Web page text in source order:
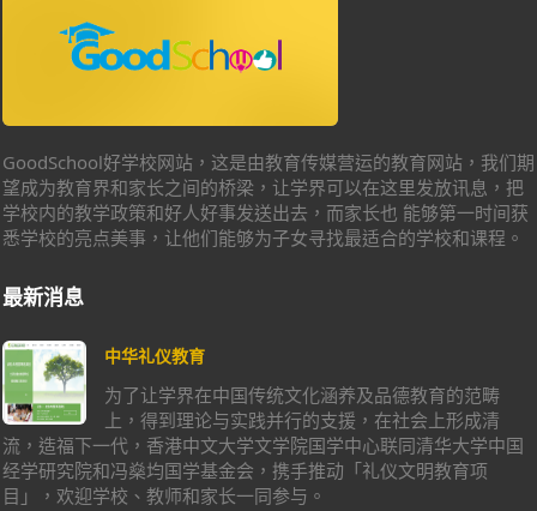
GoodSchool好学校网站，这是由教育传媒营运的教育网站，我们期
望成为教育界和家长之间的桥梁，让学界可以在这里发放讯息，把
学校内的教学政策和好人好事发送出去，而家长也 能够第一时间获
悉学校的亮点美事，让他们能够为子女寻找最适合的学校和课程。
最新消息
中华礼仪教育
为了让学界在中国传统文化涵养及品德教育的范畴
上，得到理论与实践并行的支援，在社会上形成清
流，造福下一代，香港中文大学文学院国学中心联同清华大学中国
经学研究院和冯燊均国学基金会，携手推动「礼仪文明教育项
目」，欢迎学校、教师和家长一同参与。